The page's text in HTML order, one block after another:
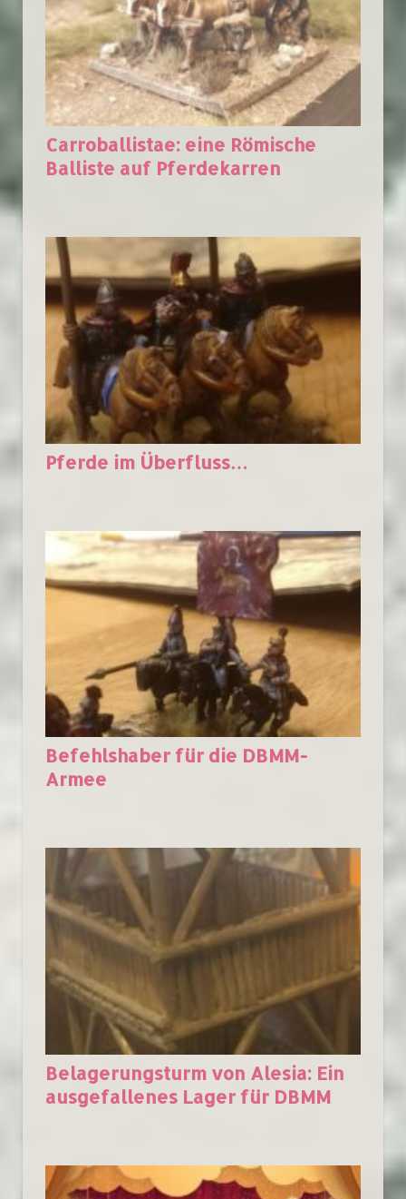
Carroballistae: eine Römische
Balliste auf Pferdekarren
Pferde im Überfluss…
Befehlshaber für die DBMM-
Armee
Belagerungsturm von Alesia: Ein
ausgefallenes Lager für DBMM